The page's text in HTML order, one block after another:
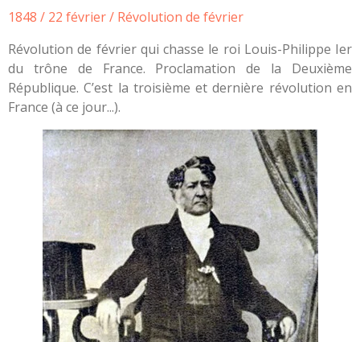
1848 / 22 février / Révolution de février
Révolution de février qui chasse le roi Louis-Philippe Ier
du trône de France. Proclamation de la Deuxième
République. C’est la troisième et dernière révolution en
France (à ce jour...).